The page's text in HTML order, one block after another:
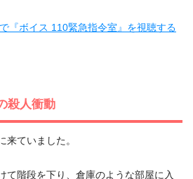
『ボイス 110緊急指令室』を視聴する
殺人衝動
来ていました。
て階段を下り、倉庫のような部屋に入